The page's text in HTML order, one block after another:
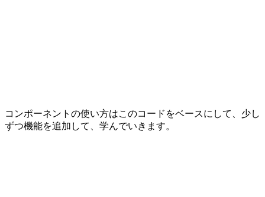
コンポーネントの使い方はこのコードをベースにして、少し
ずつ機能を追加して、学んでいきます。